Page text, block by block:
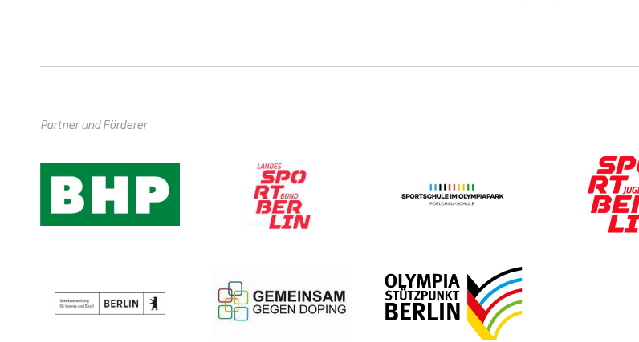
Partner und Förderer